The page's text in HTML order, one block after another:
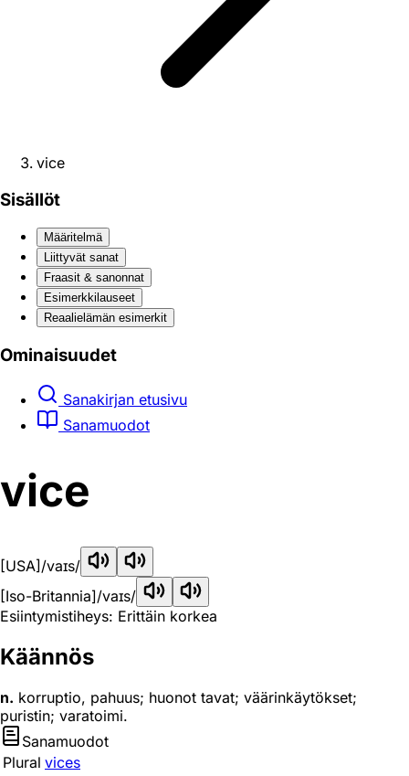
vice
Sisällöt
Määritelmä
Liittyvät sanat
Fraasit & sanonnat
Esimerkkilauseet
Reaali­elämän esimerkit
Ominaisuudet
Sanakirjan etusivu
Sanamuodot
vice
[USA] /vaɪs/
[Iso-Britannia]/vaɪs/
Esiintymistiheys: Erittäin korkea
Käännös
n. korruptio, pahuus; huonot tavat; väärinkäytökset;
puristin; varatoimi.
Sanamuodot
Plural vices